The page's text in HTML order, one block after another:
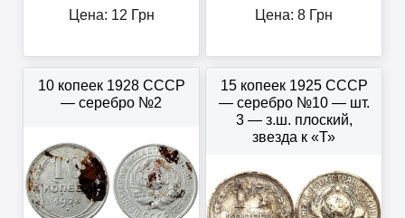
Цена: 12 Грн Цена: 8 Грн
10 копеек 1928 СССР
— серебро №2
15 копеек 1925 СССР
— серебро №10 — шт.
3 — з.ш. плоский,
звезда к «Т»